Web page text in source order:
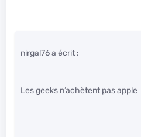
nirgal76 a écrit :
Les geeks n’achètent pas apple